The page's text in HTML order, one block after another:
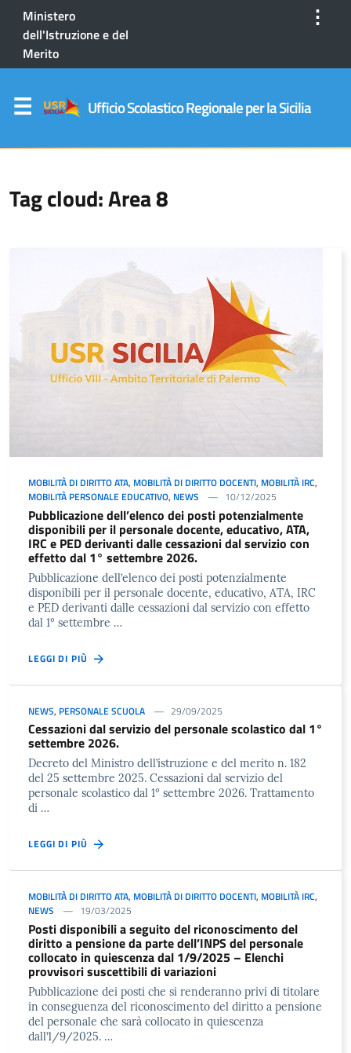
Ministero
dell'Istruzione e del
Merito
⋮
Ufficio Scolastico Regionale per la Sicilia
Tag cloud: Area 8
MOBILITÀ DI DIRITTO ATA, MOBILITÀ DI DIRITTO DOCENTI, MOBILITÀ IRC,
MOBILITÀ PERSONALE EDUCATIVO, NEWS 10/12/2025
Pubblicazione dell’elenco dei posti potenzialmente
disponibili per il personale docente, educativo, ATA,
IRC e PED derivanti dalle cessazioni dal servizio con
effetto dal 1° settembre 2026.
Pubblicazione dell’elenco dei posti potenzialmente
disponibili per il personale docente, educativo, ATA, IRC
e PED derivanti dalle cessazioni dal servizio con effetto
dal 1° settembre …
LEGGI DI PIÙ
NEWS, PERSONALE SCUOLA 29/09/2025
Cessazioni dal servizio del personale scolastico dal 1°
settembre 2026.
Decreto del Ministro dell’istruzione e del merito n. 182
del 25 settembre 2025. Cessazioni dal servizio del
personale scolastico dal 1° settembre 2026. Trattamento
di …
LEGGI DI PIÙ
MOBILITÀ DI DIRITTO ATA, MOBILITÀ DI DIRITTO DOCENTI, MOBILITÀ IRC,
NEWS
19/03/2025
Posti disponibili a seguito del riconoscimento del
diritto a pensione da parte dell’INPS del personale
collocato in quiescenza dal 1/9/2025 – Elenchi
provvisori suscettibili di variazioni
Pubblicazione dei posti che si renderanno privi di titolare
in conseguenza del riconoscimento del diritto a pensione
del personale che sarà collocato in quiescenza
dall’1/9/2025. …